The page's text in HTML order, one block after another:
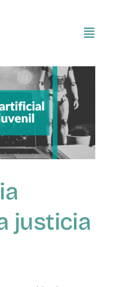
justicia